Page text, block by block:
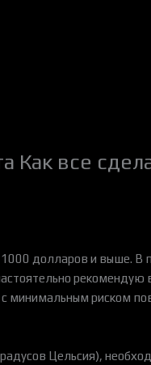
Как все
долларов и выше.
минимальным риском
Цельсия),